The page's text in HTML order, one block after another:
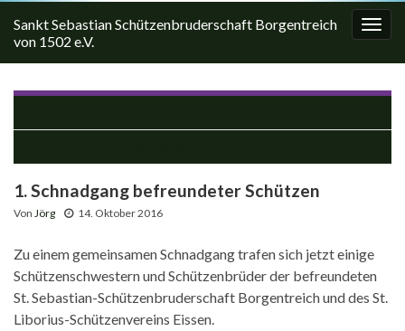
Sankt Sebastian Schützenbruderschaft Borgentreich
von 1502 e.V.
1. Schnadgang befreundeter Schützen
Von Jörg 14. Oktober 2016
Zu einem gemeinsamen Schnadgang trafen sich jetzt einige
Schützenschwestern und Schützenbrüder der befreundeten
St. Sebastian-Schützenbruderschaft Borgentreich und des St.
Liborius-Schützenvereins Eissen.